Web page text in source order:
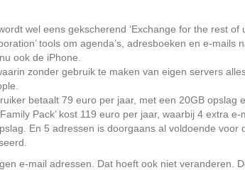
wel eens gekscherend ‘Exchange for the rest of
tools om agenda’s, adresboeken en e-mails
ook de iPhone.
zonder gebruik te maken van eigen servers
betaalt 79 euro per jaar, met een 20GB opslag
Pack’ kost 119 euro per jaar, waarbij 4 extra
En 5 adressen is doorgaans al voldoende voor
e-mail adressen. Dat hoeft ook niet veranderen.